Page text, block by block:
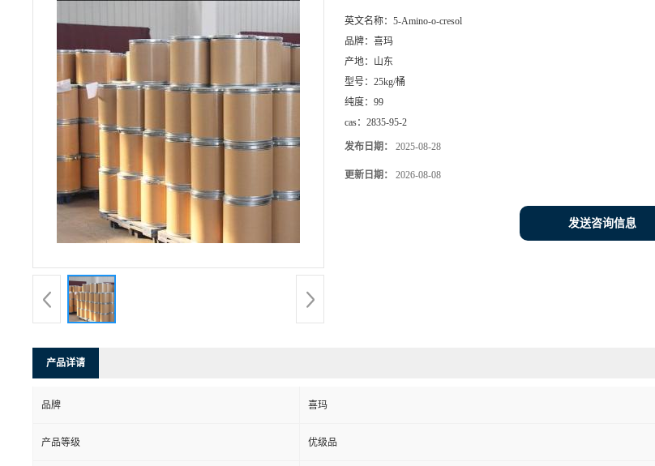
英文名称： 5-Amino-o-cresol
品牌： 喜玛
产地： 山东
型号： 25kg/桶
纯度： 99
cas： 2835-95-2
发布日期： 2025-08-28
更新日期： 2026-08-08
发送咨询信息
产品详请
品牌 喜玛
产品等级 优级品